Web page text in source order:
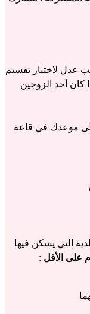
على الأقل :